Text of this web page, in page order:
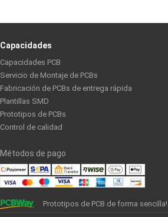
Capacidades
Capacidades PCB
Servicio de Montaje de PCBs
Fabricación de PCBs de entrega rápida
Plantillas SMD
Prototipos de PCBs
Control de calidad
Métodos de pago
Prototipos de PCB de forma sencilla!